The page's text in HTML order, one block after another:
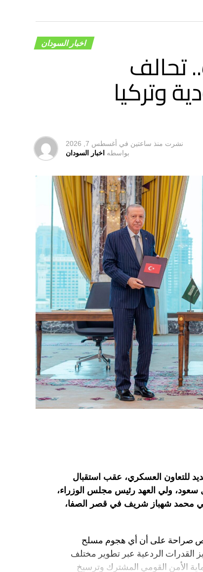
اخبار السودان
تحالف
وتركيا
نشرت منذ ساعتين في أغسطس 7, 2026
بواسطه اخبار السودان
للتعاون العسكري، عقب استقبال
ولي العهد رئيس مجلس الوزراء،
محمد شهباز شريف في قصر الصفا،
تنص صراحة على أن أي هجوم مسلح
الردعية عبر تطوير مختلف
الأمن القومي المشترك وترسيخ